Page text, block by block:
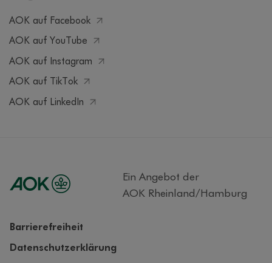
AOK auf Facebook
AOK auf YouTube
AOK auf Instagram
AOK auf TikTok
AOK auf LinkedIn
Ein Angebot der
AOK Rheinland/Hamburg
Barrierefreiheit
Datenschutzerklärung